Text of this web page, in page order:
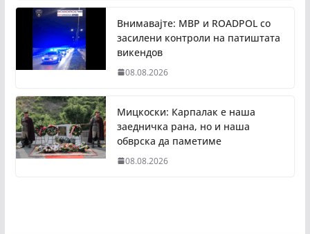
Внимавајте: МВР и ROADPOL со
засилени контроли на патиштата
викендов
08.08.2026
Мицкоски: Карпалак е наша
заедничка рана, но и наша
обврска да паметиме
08.08.2026